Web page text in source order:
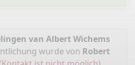
van Albert Wichems
wurde von Robert